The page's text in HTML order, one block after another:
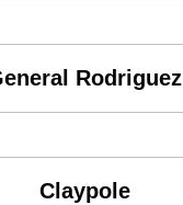
Rodriguez
Claypole